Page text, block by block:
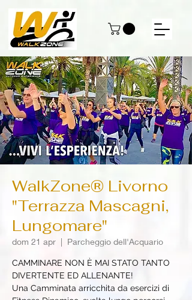
WalkZone® Livorno
"Terrazza Mascagni,
Lungomare"
dom 21 apr
  |
Parcheggio dell'Acquario
CAMMINARE NON È MAI STATO TANTO
DIVERTENTE ED ALLENANTE!
Una Camminata arricchita da esercizi di